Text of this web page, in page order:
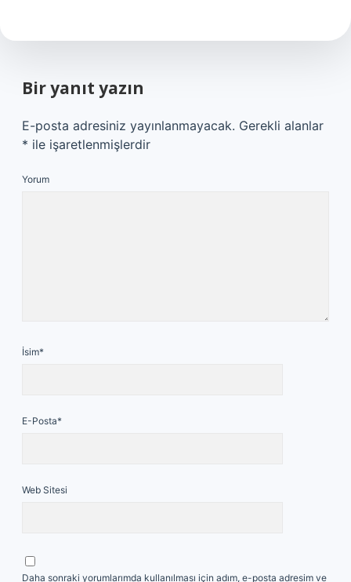
Bir yanıt yazın
E-posta adresiniz yayınlanmayacak. Gerekli alanlar
* ile işaretlenmişlerdir
Yorum
İsim*
E-Posta*
Web Sitesi
Daha sonraki yorumlarımda kullanılması için adım, e-posta adresim ve